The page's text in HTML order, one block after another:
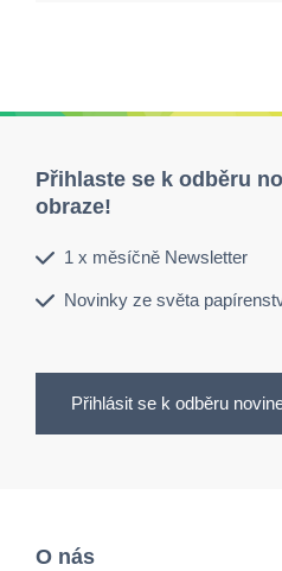
Přihlaste se k odběru
obraze!
1 x měsíčně Newsletter
Novinky ze světa
Přihlásit se k odběru
O nás